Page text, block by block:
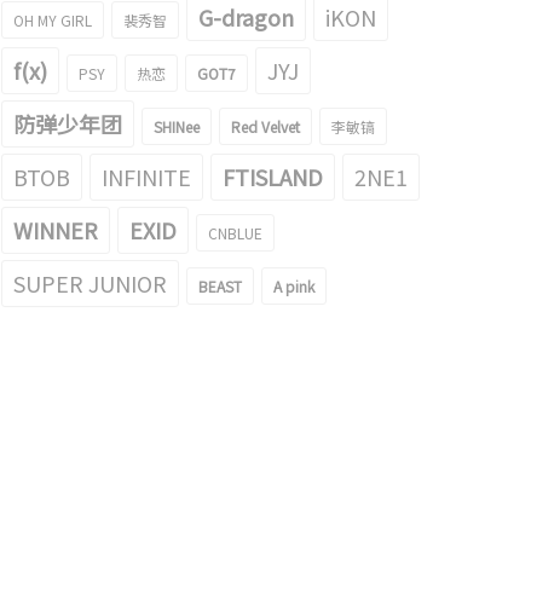
OH MY GIRL 裴秀智 G-dragon
iKON
f(x)
PSY 热恋 GOT7
JYJ
防弹少年团
SHINee Red Velvet 李敏镐
BTOB INFINITE FTISLAND
2NE1
WINNER
EXID CNBLUE
SUPER JUNIOR BEAST A pink